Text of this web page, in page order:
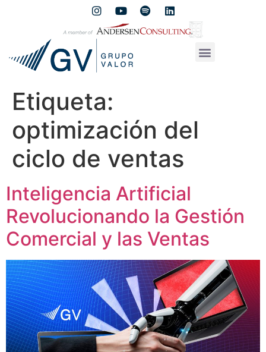
Etiqueta:
optimización del
ciclo de ventas
Inteligencia Artificial
Revolucionando la Gestión
Comercial y las Ventas